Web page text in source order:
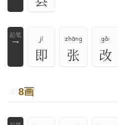
乛
jí
即
zhāng
张
gǎi
改
8画